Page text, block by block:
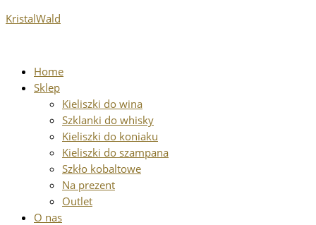
do
KristalWald
Home
Sklep
Kieliszki do wina
Szklanki do whisky
Kieliszki do koniaku
Kieliszki do szampana
Szkło kobaltowe
Na prezent
Outlet
O nas
Paterka
szlifach